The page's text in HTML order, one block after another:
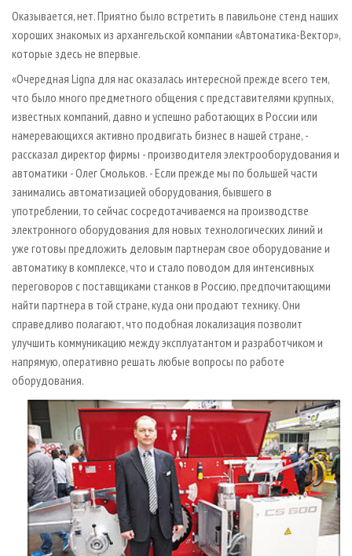
Оказывается, нет. Приятно было встретить в павильоне стенд наших
хороших знакомых из архангельской компании «Автоматика-Вектор»,
которые здесь не впервые.
«Очередная Ligna для нас оказалась интересной прежде всего тем,
что было много предметного общения с представителями крупных,
известных компаний, давно и успешно работающих в России или
намеревающихся активно продвигать бизнес в нашей стране, -
рассказал директор фирмы - производителя электрооборудования и
автоматики - Олег Смольков. - Если прежде мы по большей части
занимались автоматизацией оборудования, бывшего в
употреблении, то сейчас сосредотачиваемся на производстве
электронного оборудования для новых технологических линий и
уже готовы предложить деловым партнерам свое оборудование и
автоматику в комплексе, что и стало поводом для интенсивных
переговоров с поставщиками станков в Россию, предпочитающими
найти партнера в той стране, куда они продают технику. Они
справедливо полагают, что подобная локализация позволит
улучшить коммуникацию между эксплуатантом и разработчиком и
напрямую, оперативно решать любые вопросы по работе
оборудования.